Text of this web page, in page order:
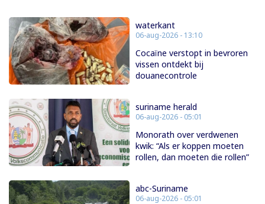
waterkant
06-aug-2026 - 13:10
Cocaïne verstopt in bevroren
vissen ontdekt bij
douanecontrole
suriname herald
06-aug-2026 - 05:01
Monorath over verdwenen
kwik: “Als er koppen moeten
rollen, dan moeten die rollen”
abc-Suriname
06-aug-2026 - 05:01